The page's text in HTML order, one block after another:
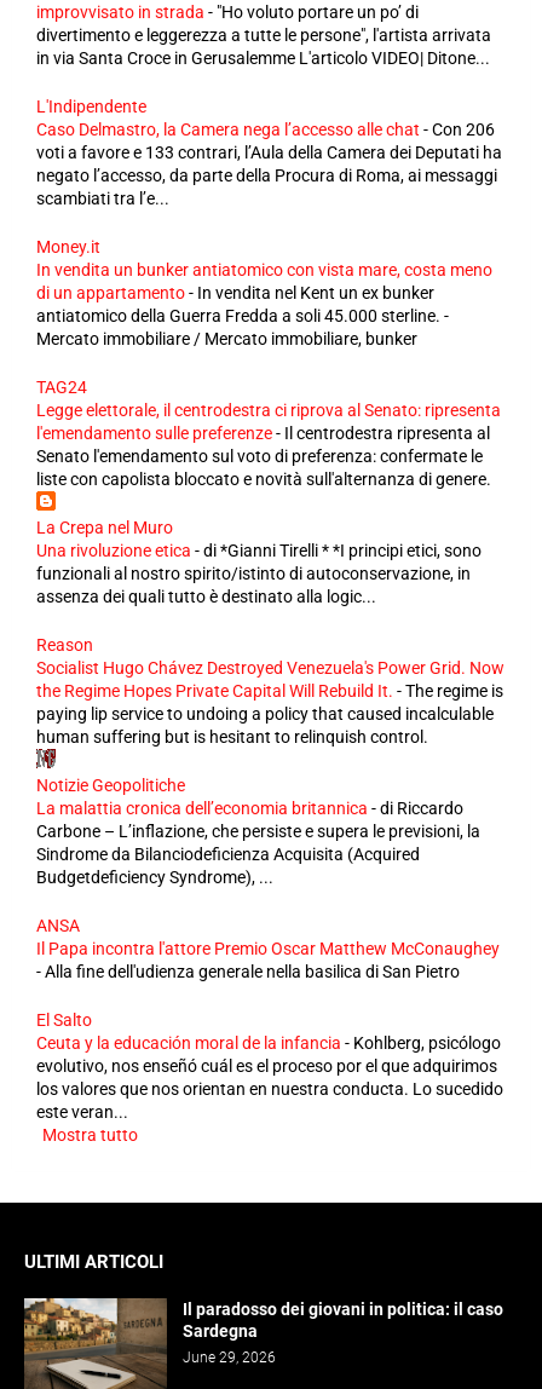
improvvisato in strada - "Ho voluto portare un po’ di
divertimento e leggerezza a tutte le persone", l'artista arrivata
in via Santa Croce in Gerusalemme L'articolo VIDEO| Ditone...
L'Indipendente
Caso Delmastro, la Camera nega l’accesso alle chat -Con 206
voti a favore e 133 contrari, l’Aula della Camera dei Deputati ha
negato l’accesso, da parte della Procura di Roma, ai messaggi
scambiati tra l’e...
Money.it
In vendita un bunker antiatomico con vista mare, costa meno
di un appartamento- In vendita nel Kent un ex bunker
antiatomico della Guerra Fredda a soli 45.000 sterline. -
Mercato immobiliare / Mercato immobiliare, bunker
TAG24
Legge elettorale, il centrodestra ci riprova al Senato: ripresenta
l'emendamento sulle preferenze- Il centrodestra ripresenta al
Senato l'emendamento sul voto di preferenza: confermate le
liste con capolista bloccato e novità sull'alternanza di genere.
La Crepa nel Muro
Una rivoluzione etica -di *Gianni Tirelli * *I principi etici, sono
funzionali al nostro spirito/istinto di autoconservazione, in
assenza dei quali tutto è destinato alla logic...
Reason
Socialist Hugo Chávez Destroyed Venezuela's Power Grid. Now
the Regime Hopes Private Capital Will Rebuild It. -The regime is
paying lip service to undoing a policy that caused incalculable
human suffering but is hesitant to relinquish control.
Notizie Geopolitiche
La malattia cronica dell’economia britannica -di Riccardo
Carbone – L’inflazione, che persiste e supera le previsioni, la
Sindrome da Bilanciodeficienza Acquisita (Acquired
Budgetdeficiency Syndrome), ...
ANSA
Il Papa incontra l'attore Premio Oscar Matthew McConaughey
-Alla fine dell'udienza generale nella basilica di San Pietro
El Salto
Ceuta y la educación moral de la infancia - Kohlberg, psicólogo
evolutivo, nos enseñó cuál es el proceso por el que adquirimos
los valores que nos orientan en nuestra conducta. Lo sucedido
este veran...
Mostra tutto
ULTIMI ARTICOLI
Il paradosso dei giovani in politica: il caso
Sardegna
June 29, 2026